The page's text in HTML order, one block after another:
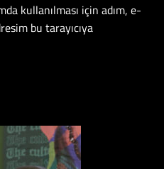
kullanılması için adım, e-
bu tarayıcıya